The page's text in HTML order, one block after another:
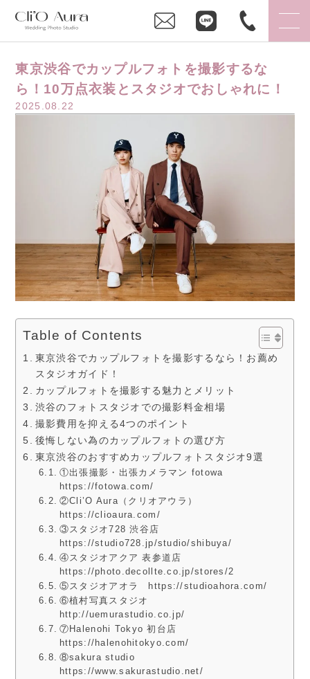
東京渋谷でカップルフォトを撮影するな
ら！10万点衣装とスタジオでおしゃれに！
2025.08.22
Table of Contents
東京渋谷でカップルフォトを撮影するなら！お薦め
スタジオガイド！
カップルフォトを撮影する魅力とメリット
渋谷のフォトスタジオでの撮影料金相場
撮影費用を抑える4つのポイント
後悔しない為のカップルフォトの選び方
東京渋谷のおすすめカップルフォトスタジオ9選
①出張撮影・出張カメラマン fotowa
https://fotowa.com/
②Cli’O Aura（クリオアウラ）
https://clioaura.com/
③スタジオ728 渋谷店
https://studio728.jp/studio/shibuya/
④スタジオアクア 表参道店
https://photo.decollte.co.jp/stores/2
⑤スタジオアオラ https://studioahora.com/
⑥植村写真スタジオ
http://uemurastudio.co.jp/
⑦Halenohi Tokyo 初台店
https://halenohitokyo.com/
⑧sakura studio
https://www.sakurastudio.net/